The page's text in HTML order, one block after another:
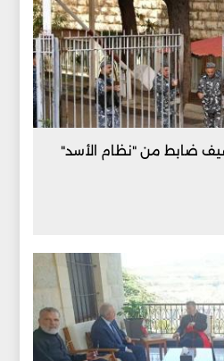
ضابط من "نظام الأسد"